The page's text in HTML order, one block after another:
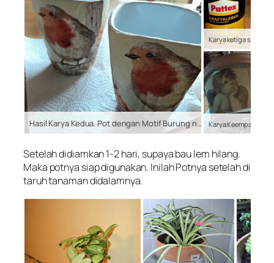
Hasil Karya Kedua. Pot dengan Motif Burung nan Cantik Temanya Menyambut Musim semi
Setelah didiamkan 1-2 hari, supaya bau lem hilang.
Maka potnya siap digunakan. Inilah Potnya setelah di
taruh tanaman didalamnya.